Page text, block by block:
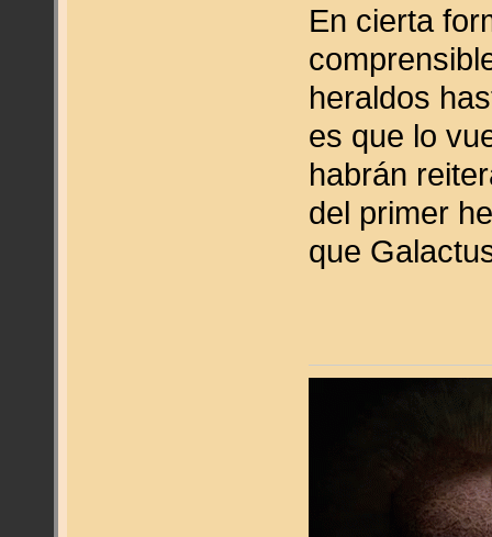
En cierta
heraldos
es que lo
habrán
del primer
que